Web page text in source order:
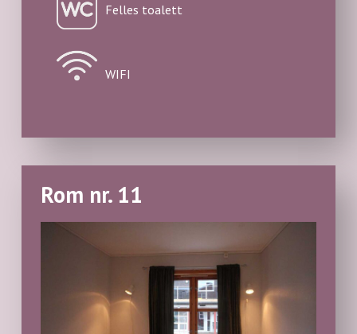
Felles toalett
WIFI
Rom nr. 11